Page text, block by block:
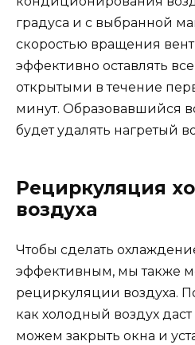
градуса и с выбранной
скоростью вращения
эффективно оставлять
открытыми в течение
минут. Образовавшийся
будет удалять нагретый
Рециркуляция
воздуха
Чтобы сделать
эффективным, мы также
рециркуляции воздуха.
как холодный воздух даст
можем закрыть окна и